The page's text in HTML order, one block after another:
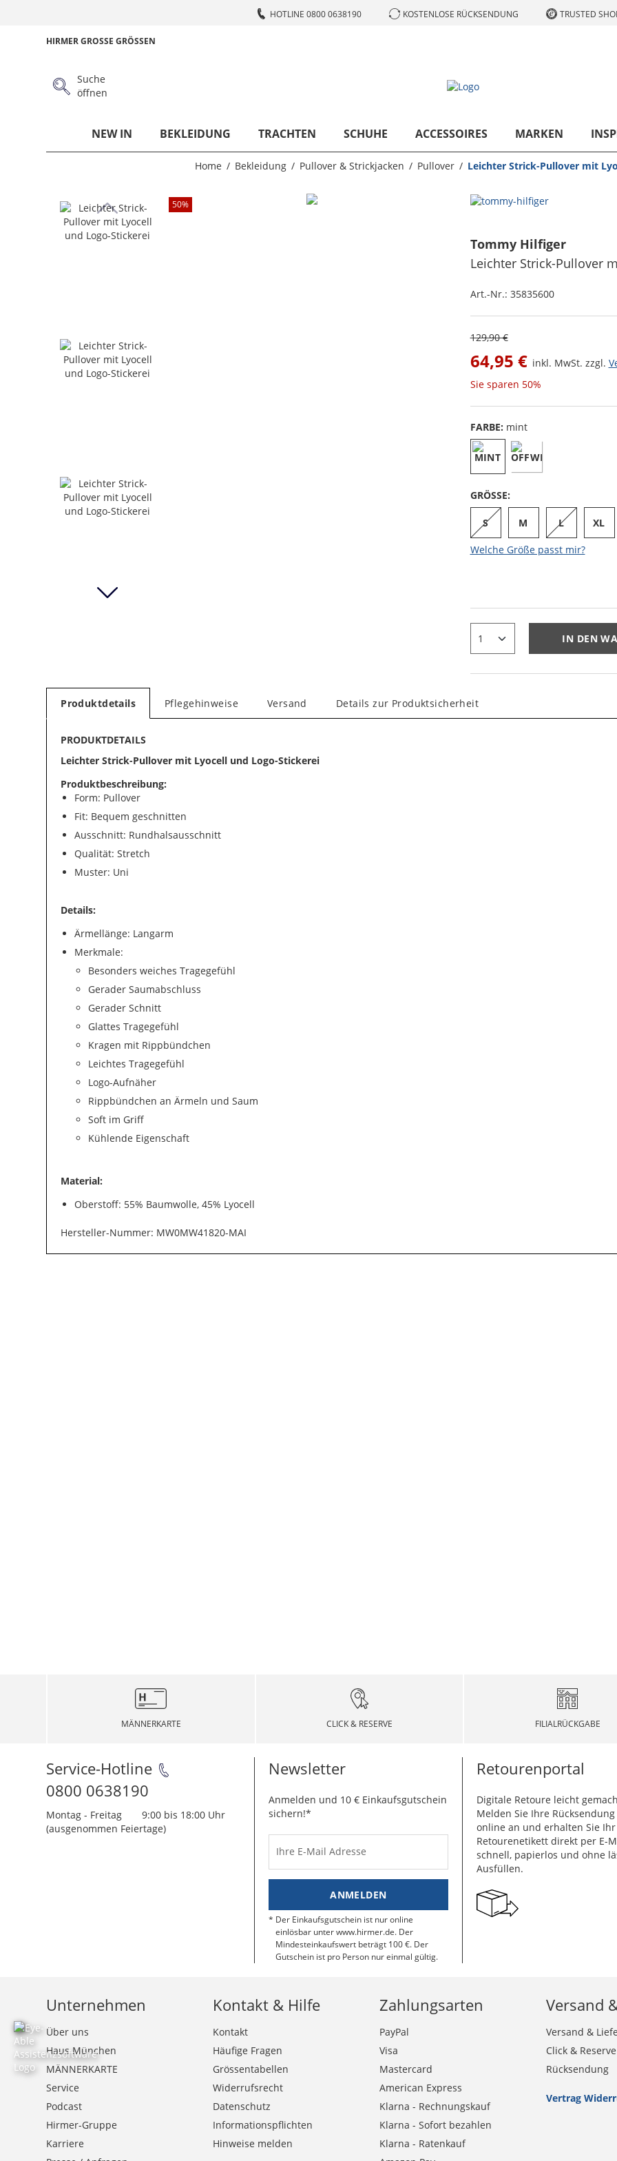
HOTLINE 0800 0638190 KOSTENLOSE RÜCKSENDUNG TRUSTED
HIRMER GROSSE GRÖSSEN
Suche
öffnen
NEW IN BEKLEIDUNG TRACHTEN SCHUHE ACCESSOIRES MARKEN
Home Bekleidung Pullover & Strickjacken Pullover Leichter Strick-Pullover mit
50%
Tommy Hilfiger
Leichter Strick-Pullover
Art.-Nr.: 35835600
129,90 €
64,95 € inkl. MwSt. zzgl.
Sie sparen 50%
FARBE: mint
GRÖSSE:
S M L XL
Welche Größe passt mir?
IN DEN
Produktdetails Pflegehinweise Versand Details zur Produktsicherheit
PRODUKTDETAILS
Leichter Strick-Pullover mit Lyocell und Logo-Stickerei
Produktbeschreibung:
Form: Pullover
Fit: Bequem geschnitten
Ausschnitt: Rundhalsausschnitt
Qualität: Stretch
Muster: Uni
Details:
Ärmellänge: Langarm
Merkmale:
Besonders weiches Tragegefühl
Gerader Saumabschluss
Gerader Schnitt
Glattes Tragegefühl
Kragen mit Rippbündchen
Leichtes Tragegefühl
Logo-Aufnäher
Rippbündchen an Ärmeln und Saum
Soft im Griff
Kühlende Eigenschaft
Material:
Oberstoff: 55% Baumwolle, 45% Lyocell
Hersteller-Nummer: MW0MW41820-MAI
MÄNNERKARTE CLICK & RESERVE FILIALRÜCKGABE
Service-Hotline
0800 0638190
Montag - Freitag
9:00 bis 18:00 Uhr
(ausgenommen Feiertage)
Newsletter
Anmelden und 10 € Einkaufsgutschein
sichern!*
Ihre E-Mail Adresse
ANMELDEN
Der Einkaufsgutschein ist nur online
einlösbar unter www.hirmer.de. Der
Mindesteinkaufswert beträgt 100 €. Der
Gutschein ist pro Person nur einmal gültig.
Retourenportal
Digitale Retoure leicht
Melden Sie Ihre
online an und erhalten Sie Ihr
Retourenetikett direkt per E-
schnell, papierlos und ohne
Ausfüllen.
Unternehmen
Über uns
Haus München
MÄNNERKARTE
Service
Podcast
Hirmer-Gruppe
Karriere
Kontakt & Hilfe
Kontakt
Häufige Fragen
Grössentabellen
Widerrufsrecht
Datenschutz
Informationspflichten
Hinweise melden
Zahlungsarten
PayPal
Visa
Mastercard
American Express
Klarna - Rechnungskauf
Klarna - Sofort bezahlen
Klarna - Ratenkauf
Versand
Versand &
Click & Reserve
Rücksendung
Vertrag